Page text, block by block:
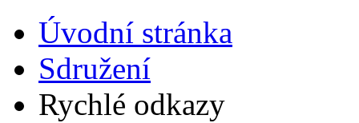
Úvodní stránka
Sdružení
Rychlé odkazy